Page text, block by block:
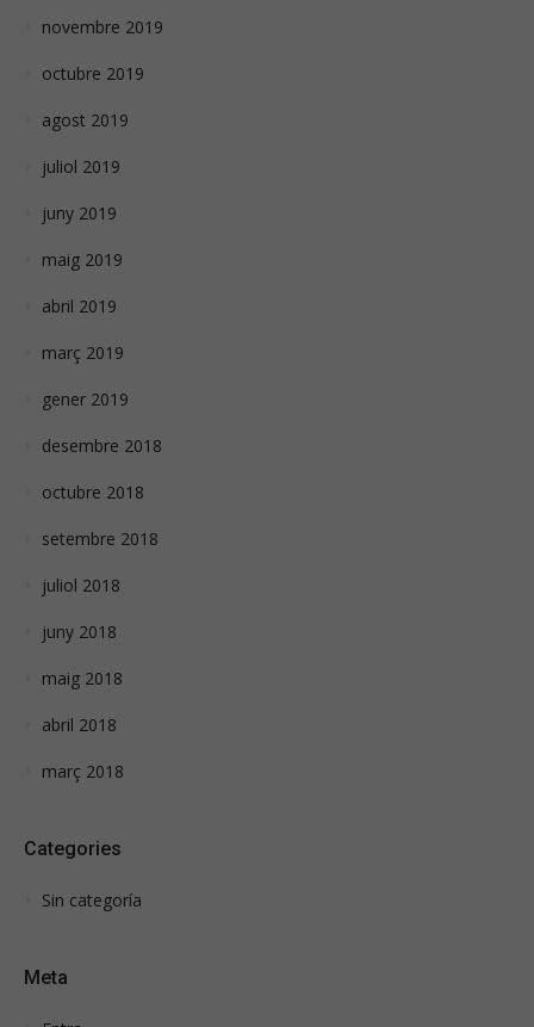
novembre 2019
octubre 2019
agost 2019
juliol 2019
juny 2019
maig 2019
abril 2019
març 2019
gener 2019
desembre 2018
octubre 2018
setembre 2018
juliol 2018
juny 2018
maig 2018
abril 2018
març 2018
Categories
Sin categoría
Meta